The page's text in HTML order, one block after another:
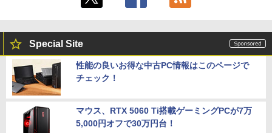
Special Site
性能の良いお得な中古PC情報はこのページで
チェック！
マウス、RTX 5060 Ti搭載ゲーミングPCが7万
5,000円オフで30万円台！